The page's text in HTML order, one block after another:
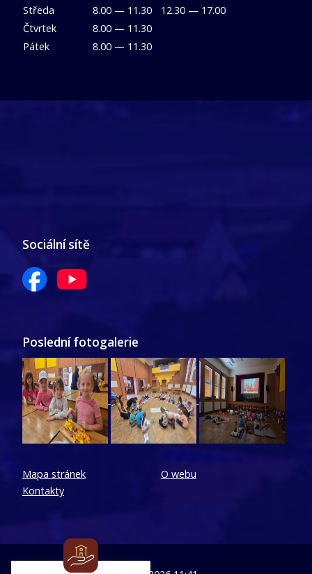
Středa
8.00 — 11.30
12.30 — 17.00
Čtvrtek
8.00 — 11.30
Pátek
8.00 — 11.30
Sociální sítě
Poslední fotogalerie
Mapa stránek
Kontakty
O webu